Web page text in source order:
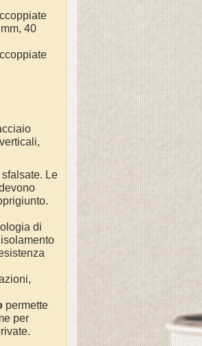
40
sfalsate. Le
di
permette
per